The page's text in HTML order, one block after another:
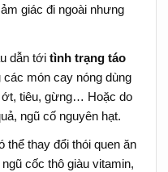
giác đi ngoài nhưng
dẫn tới tình trạng táo
món cay nóng dùng
ớt, tiêu, gừng… Hoặc do
ngũ cố nguyên hạt.
thể thay đổi thói quen ăn
cốc thô giàu vitamin,